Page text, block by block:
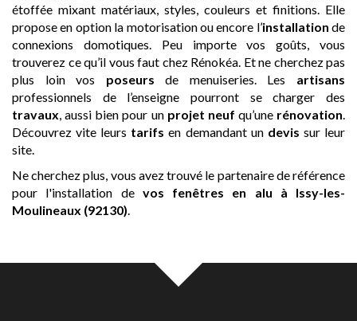
étoffée mixant matériaux, styles, couleurs et finitions. Elle
propose en option la motorisation ou encore l’installation de
connexions domotiques. Peu importe vos goûts, vous
trouverez ce qu’il vous faut chez Rénokéa. Et ne cherchez pas
plus loin vos poseurs de menuiseries. Les artisans
professionnels de l’enseigne pourront se charger des
travaux , aussi bien pour un projet neuf qu’une rénovation
Découvrez vite leurs tarifs en demandant un devis sur leur
site.
Ne cherchez plus, vous avez trouvé le partenaire de référence
pour l'installation de vos fenêtres en alu
à Issy-les-
Moulineaux (92130)